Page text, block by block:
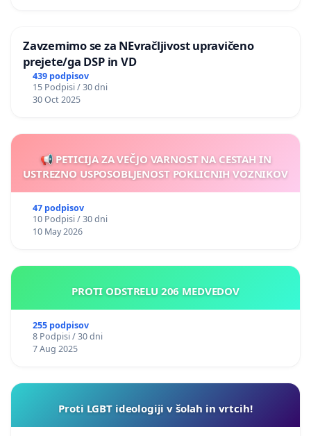
Zavzemimo se za NEvračljivost upravičeno
prejete/ga DSP in VD
439 podpisov
15 Podpisi / 30 dni
30 Oct 2025
📢 PETICIJA ZA VEČJO VARNOST NA CESTAH IN
USTREZNO USPOSOBLJENOST POKLICNIH VOZNIKOV
47 podpisov
10 Podpisi / 30 dni
10 May 2026
PROTI ODSTRELU 206 MEDVEDOV
255 podpisov
8 Podpisi / 30 dni
7 Aug 2025
Proti LGBT ideologiji v šolah in vrtcih!